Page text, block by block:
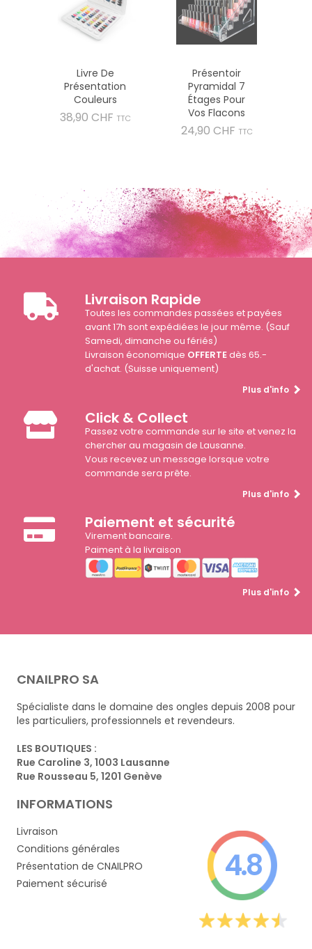
Livre De
Présentation
Couleurs
38,90 CHF Prix
TTC
Présentoir
Pyramidal 7
Étages Pour
Vos Flacons
24,90 CHF Prix
TTC
Livraison Rapide
Toutes les commandes passées et payées
avant 17h sont expédiées le jour même. (Sauf
Samedi, dimanche ou fériés)
Livraison économique OFFERTEdès 65.-
d'achat. (Suisse uniquement)
Plus d'info
Click & Collect
Passez votre commande sur le site et venez la
chercher au magasin de Lausanne.
Vous recevez un message lorsque votre
commande sera prête.
Plus d'info
Paiement et sécurité
Virement bancaire.
Paiment à la livraison
Plus d'info
CNAILPRO SA
Spécialiste dans le domaine des ongles depuis 2008 pour
les particuliers, professionnels et revendeurs.
LES BOUTIQUES :
Rue Caroline 3, 1003 Lausanne
Rue Rousseau 5, 1201 Genève
INFORMATIONS
Livraison
Conditions générales
Présentation de CNAILPRO
Paiement sécurisé
4.8